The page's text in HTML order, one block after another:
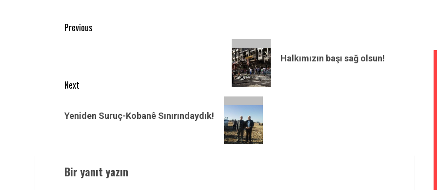
Post
Previous
Halkımızın başı sağ olsun!
Next
post:
Yeniden Suruç-Kobanê Sınırındaydık!
Bir yanıt yazın